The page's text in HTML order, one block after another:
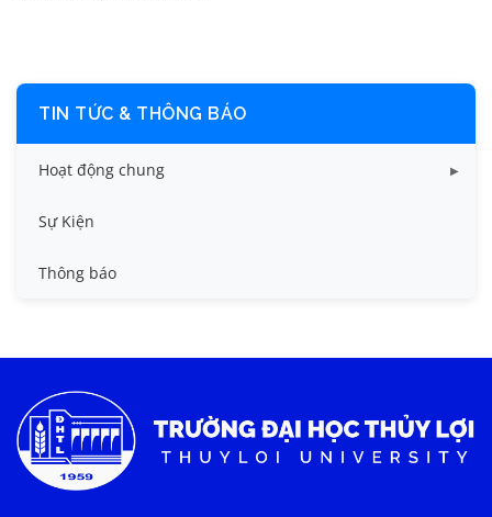
TIN TỨC & THÔNG BÁO
Hoạt động chung
Tin công tác sinh viên
Tin đào tạo
Tin tức chung
Sự Kiện
Thông báo